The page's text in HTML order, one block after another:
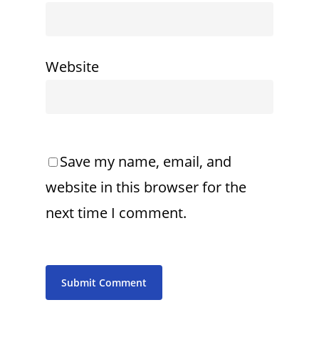
Website
Save my name, email, and
website in this browser for the
next time I comment.